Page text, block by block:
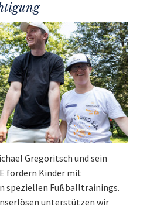
Gregoritsch und sein
fördern Kinder mit
speziellen Fußballtrainings.
unterstützen wir